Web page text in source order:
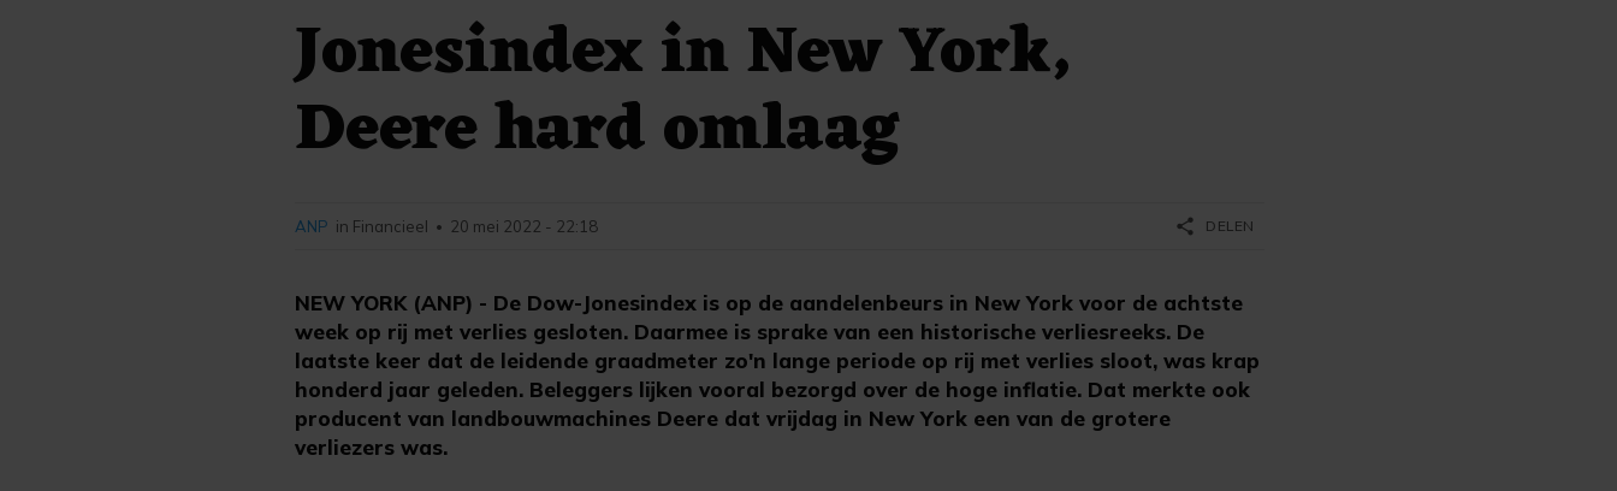
Jonesindex in New York,
Deere hard omlaag
NEW YORK (ANP) - De Dow-Jonesindex is op de aandelenbeurs in New York voor de achtste
week op rij met verlies gesloten. Daarmee is sprake van een historische verliesreeks. De
laatste keer dat de leidende graadmeter zo'n lange periode op rij met verlies sloot, was krap
honderd jaar geleden. Beleggers lijken vooral bezorgd over de hoge inflatie. Dat merkte ook
producent van landbouwmachines Deere dat vrijdag in New York een van de grotere
verliezers was.
ANP in Financieel • 20 mei 2022 - 22:18 share DELEN